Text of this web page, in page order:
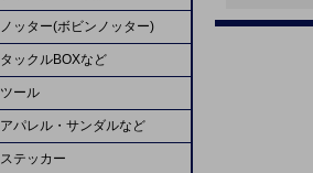
テイルウォーク
アブガルシア
エイテック
バレーヒル
ゴールデンミーン
グローブライド
エイテック
オーシャンフリークス
マクセル
ミヒロ精機
uroco
REALS
EDUCE
枝豆じぐ
A-TEC
モーリス
メジャークラフト
ヤマトヨ
オーナー
プロセレ
VARIVAS
ゴーセン
ヴァンフック
ゴーへ
がまかつ
オーナー
シャウト
ヤマイ
クレイジーオーシャン
ジャスティス
ヤマトヨ
がまかつ
YGKよつあみ
WaterLand
ゼスタ
スタジオオーシャンマーク
シマノ
SEAFLOORCONTROL
がまかつ
LIVRE
ソルトウォーターボーイズ
シマノ
マーフィックスパーツ
ジグヘッド
ソルトワーム
サビキ
IKA
蛸
淡水ロッド
淡水リール
バスルアー・ワーム
バス用フック
バス用ライン
ノッター(ボビンノッター)
タックルBOXなど
ツール
アパレル・サンダルなど
ステッカー